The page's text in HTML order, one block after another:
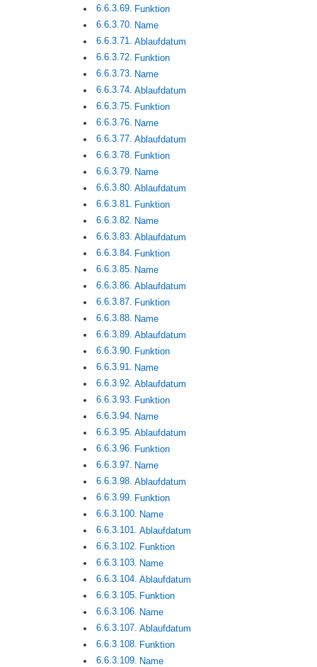
Funktion
Name
Ablaufdatum
Funktion
Name
Ablaufdatum
Funktion
Name
Ablaufdatum
Funktion
Name
Ablaufdatum
Funktion
Name
Ablaufdatum
Funktion
Name
Ablaufdatum
Funktion
Name
Ablaufdatum
Funktion
Name
Ablaufdatum
Funktion
Name
Ablaufdatum
Funktion
Name
Ablaufdatum
Funktion
Name
Ablaufdatum
Funktion
Name
Ablaufdatum
Funktion
Name
Ablaufdatum
Funktion
Name